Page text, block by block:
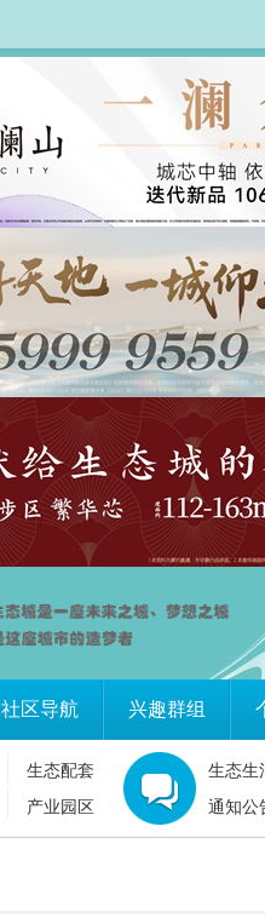
社区导航 兴趣群组
生态配套
产业园区
生态生
通知公